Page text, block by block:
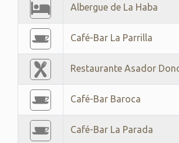
Albergue de La Haba
Café-Bar La Parrilla
Restaurante Asador
Café-Bar Baroca
Café-Bar La Parada